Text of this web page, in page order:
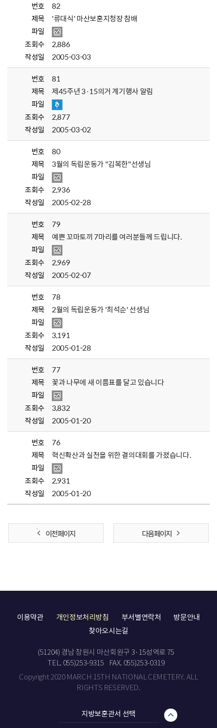
번호
82
제목
'류대식' 마산보훈지청장 참배
파일
조회수
2,886
작성일
2005-03-03
번호
81
제목
제45주년 3·15의거 계기행사 알림
파일
조회수
2,877
작성일
2005-03-02
번호
80
제목
3월의 독립운동가 "김복한"선생님
파일
조회수
2,936
작성일
2005-02-28
번호
79
제목
예쁜 꼬마토끼 7마리를 여러분들께 드립니다.
파일
조회수
2,969
작성일
2005-02-07
번호
78
제목
2월의 독립운동가 '최석순' 선생님
파일
조회수
3,191
작성일
2005-01-28
번호
77
제목
꽃과 나무에 새 이름표를 달고 있습니다
파일
조회수
3,832
작성일
2005-01-20
번호
76
제목
혁신확산과 실천을 위한 결의대회를 가졌습니다.
파일
조회수
2,931
작성일
2005-01-20
이전 페이지 다음 페이지
이용약관 개인정보처리방침 부서별연락처
방문안내
찾아오시는길
(51204) 경남 창원시 마산회원구 3·15성역로 75
TEL. 055)253-9315
FAX. 055)253-0319
Copyright 2020 MARCH 15TH NATIONAL CEMETERY. ALL
RIGHTS RESERVED.
지방보훈관서 선택